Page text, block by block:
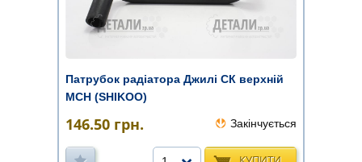
Патрубок радіатора Джилі СК верхній
MCH (SHIKOO)
146.50 грн. Закінчується